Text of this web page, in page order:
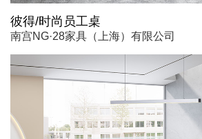
彼得/时尚员工桌
南宫NG·28家具（上海）有限公司